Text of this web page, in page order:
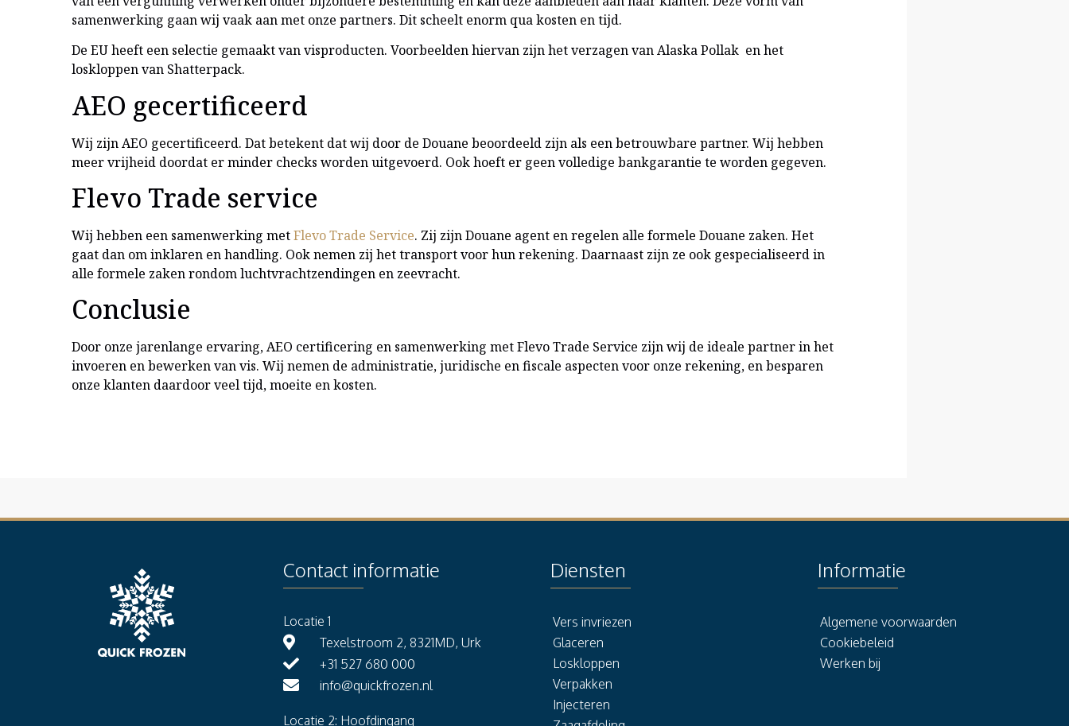
samenwerking gaan wij vaak aan met onze partners. Dit scheelt enorm qua kosten en tijd.
De EU heeft een selectie gemaakt van visproducten. Voorbeelden hiervan zijn het verzagen van Alaska Pollak en het
loskloppen van Shatterpack.
AEO gecertificeerd
Wij zijn AEO gecertificeerd. Dat betekent dat wij door de Douane beoordeeld zijn als een betrouwbare partner. Wij hebben
meer vrijheid doordat er minder checks worden uitgevoerd. Ook hoeft er geen volledige bankgarantie te worden gegeven.
Flevo Trade service
Wij hebben een samenwerking metFlevo Trade Service. Zij zijn Douane agent en regelen alle formele Douane zaken. Het
gaat dan om inklaren en handling. Ook nemen zij het transport voor hun rekening. Daarnaast zijn ze ook gespecialiseerd in
alle formele zaken rondom luchtvrachtzendingen en zeevracht.
Conclusie
Door onze jarenlange ervaring, AEO certificering en samenwerking met Flevo Trade Service zijn wij de ideale partner in het
invoeren en bewerken van vis. Wij nemen de administratie, juridische en fiscale aspecten voor onze rekening, en besparen
onze klanten daardoor veel tijd, moeite en kosten.
Contact informatie
Locatie 1
Texelstroom 2, 8321MD, Urk
+31 527 680 000
info@quickfrozen.nl
Locatie 2: Hoofdingang
Diensten
Vers invriezen
Glaceren
Loskloppen
Verpakken
Injecteren
Informatie
Algemene voorwaarden
Cookiebeleid
Werken bij